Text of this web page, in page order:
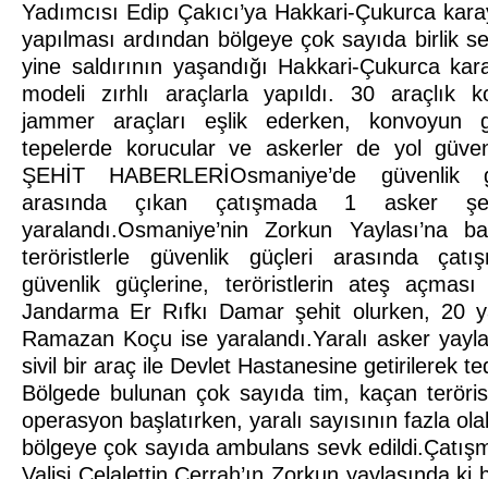
Yadımcısı Edip Çakıcı’ya Hakkari-Çukurca
yapılması ardından bölgeye çok sayıda birlik
yine saldırının yaşandığı Hakkari-Çukurca
modeli zırhlı araçlarla yapıldı. 30 araçlık
jammer araçları eşlik ederken, konvoyun
tepelerde korucular ve askerler de yol
ŞEHİT HABERLERİOsmaniye’de
arasında çıkan çatışmada 1 asker
yaralandı.Osmaniye’nin Zorkun Yaylası’na
teröristlerle güvenlik güçleri arasında
güvenlik güçlerine, teröristlerin ateş
Jandarma Er Rıfkı Damar şehit olurken, 20
Ramazan Koçu ise yaralandı.Yaralı asker
sivil bir araç ile Devlet Hastanesine getirilerek
Bölgede bulunan çok sayıda tim, kaçan
operasyon başlatırken, yaralı sayısının fazla
bölgeye çok sayıda ambulans sevk
Valisi Celalettin Cerrah’ın Zorkun yaylasında